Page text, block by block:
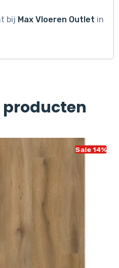
bij Max Vloeren Outlet in
producten
Sale 14%